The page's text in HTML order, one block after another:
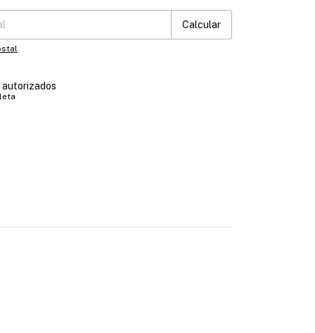
Calcular